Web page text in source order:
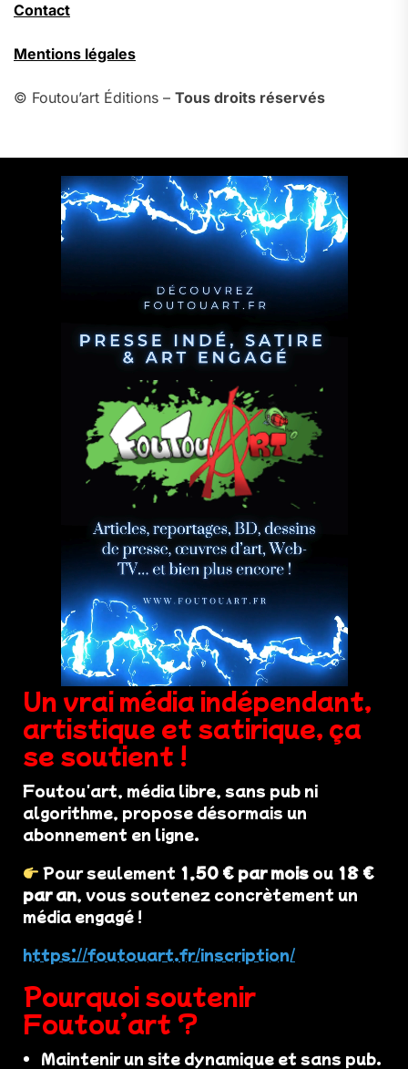
Contact
Mentions légales
© Foutou’art Éditions – Tous droits réservés
Un vrai média indépendant,
artistique et satirique, ça
se soutient !
Foutou'art, média libre, sans pub ni
algorithme, propose désormais un
abonnement en ligne.
Pour seulement 1,50 € par mois ou 18 €
par an, vous soutenez concrètement un
média engagé !
https://foutouart.fr/inscription/
Pourquoi soutenir
Foutou’art ?
Maintenir un site dynamique et sans pub.